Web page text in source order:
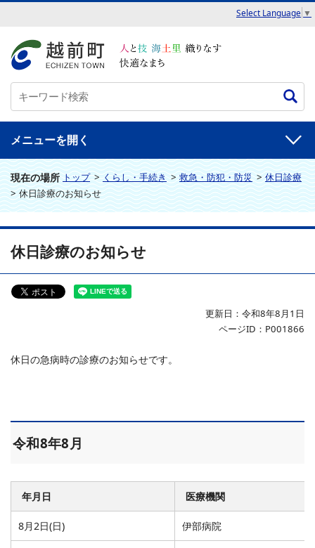
Select Language ▼
メニュー
現在の場所 トップ>くらし・手続き>救急・防犯・防災>休日診療
>休日診療のお知らせ
休日診療のお知らせ
更新日：令和8年8月1日
ページID：P001866
休日の急病時の診療のお知らせです。
令和8年8月
年月日 医療機関
8月2日(日) 伊部病院